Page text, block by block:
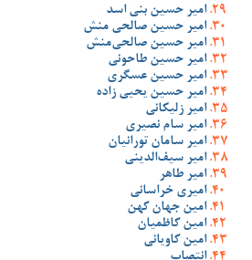
امیر حسین بنی اسد
امیر حسین صالحی منش
امیر حسین صالحی‌منش
امیر حسین طاحونی
امیر حسین عسگری
امیر حسین یحیی زاده
امیر زلیکانی
امیر سام نصیری
امیر سامان تورانیان
امیر سیف‌الدینی
امیر طاهر
امیری خراسانی
امین جهان کهن
امین کاظمیان
امین کاویانی